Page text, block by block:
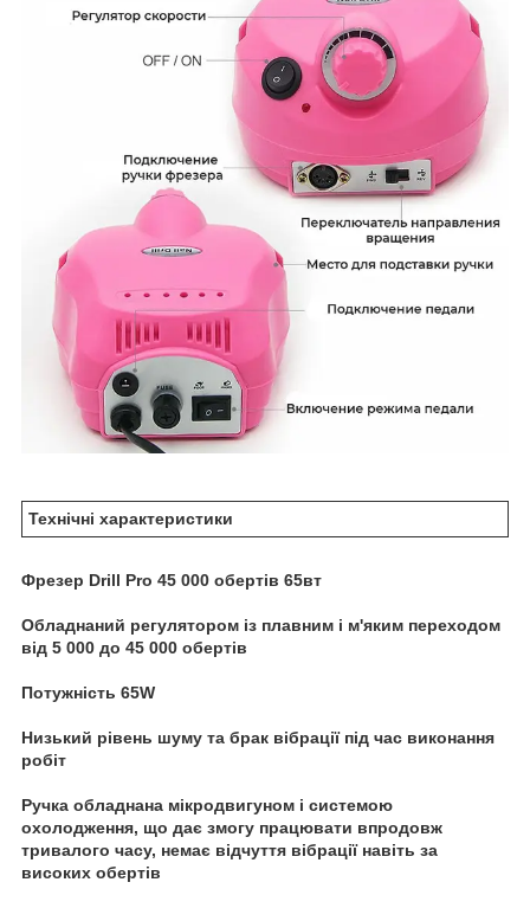
Технічні характеристики
Фрезер Drill Pro 45 000 обертів 65вт
Обладнаний регулятором із плавним і м'яким переходом
від 5 000 до 45 000 обертів
Потужність 65W
Низький рівень шуму та брак вібрації під час виконання
робіт
Ручка обладнана мікродвигуном і системою
охолодження, що дає змогу працювати впродовж
тривалого часу, немає відчуття вібрації навіть за
високих обертів